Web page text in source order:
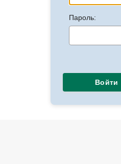
Пароль:
Войти